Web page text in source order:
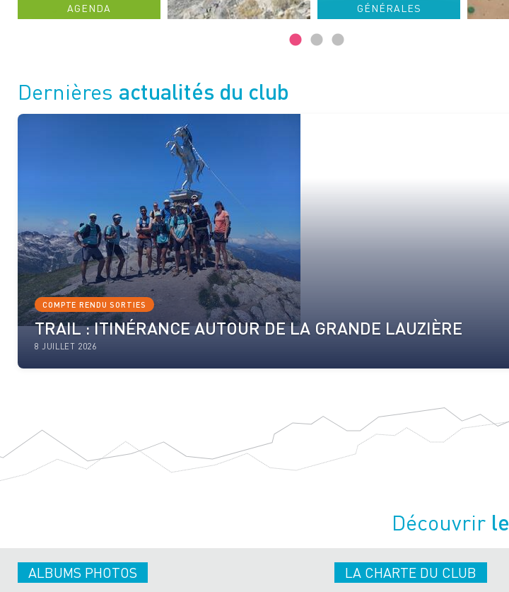
AGENDA
GÉNÉRALES
Dernières actualités du club
COMPTE RENDU SORTIES
TRAIL : ITINÉRANCE AUTOUR DE LA GRANDE LAUZIÈRE
8 JUILLET 2026
Découvrir
ALBUMS PHOTOS
LA CHARTE DU CLUB